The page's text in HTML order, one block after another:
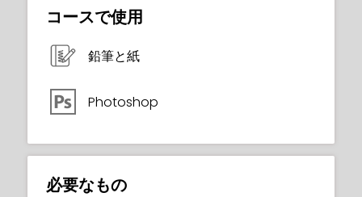
コースで使用
鉛筆と紙
Photoshop
必要なもの